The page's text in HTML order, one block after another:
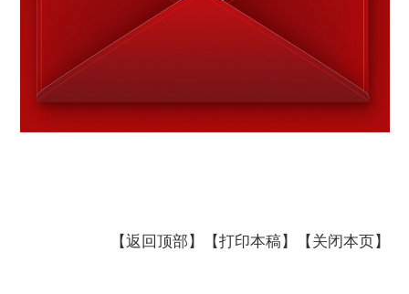
【返回顶部】 【打印本稿】 【关闭本页】